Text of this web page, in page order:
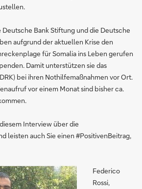
Deutsche Bank Stiftung und die Deutsche
aufgrund der aktuellen Krise den
für Somalia ins Leben gerufen
Damit unterstützen sie das
bei ihren Nothilfemaßnahmen vor Ort.
vor einem Monat sind bisher ca.
Interview über die
leisten auch Sie einen #PositivenBeitrag,
Federico
Rossi,